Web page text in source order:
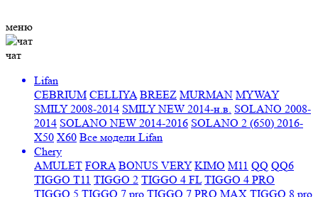
меню
чат
Lifan
CEBRIUM CELLIYA BREEZ MURMAN MYWAY
SMILY 2008-2014 SMILY NEW 2014-н.в. SOLANO 2008-
2014 SOLANO NEW 2014-2016 SOLANO 2 (650) 2016-
X50 X60 Все модели Lifan
Chery
AMULET FORA BONUS VERY KIMO M11 QQ QQ6
TIGGO T11 TIGGO 2 TIGGO 4 FL TIGGO 4 PRO
TIGGO 5 TIGGO 7 pro TIGGO 7 PRO MAX TIGGO 8 pro